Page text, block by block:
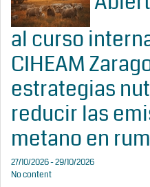
al curso
CIHEAM
estrategias
reducir las
metano en
27/10/2026 - 29/10/2026
No content